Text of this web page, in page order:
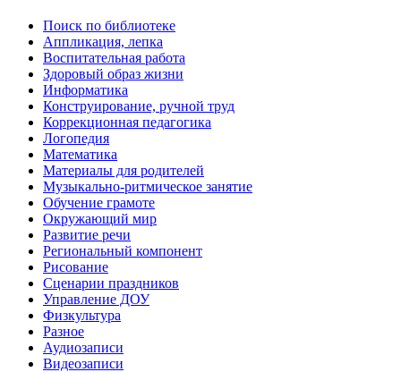
Поиск по библиотеке
Аппликация, лепка
Воспитательная работа
Здоровый образ жизни
Информатика
Конструирование, ручной труд
Коррекционная педагогика
Логопедия
Математика
Материалы для родителей
Музыкально-ритмическое занятие
Обучение грамоте
Окружающий мир
Развитие речи
Региональный компонент
Рисование
Сценарии праздников
Управление ДОУ
Физкультура
Разное
Аудиозаписи
Видеозаписи